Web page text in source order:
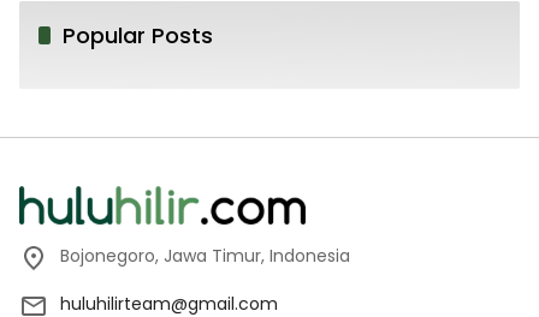
Popular Posts
Bojonegoro, Jawa Timur, Indonesia
huluhilirteam@gmail.com